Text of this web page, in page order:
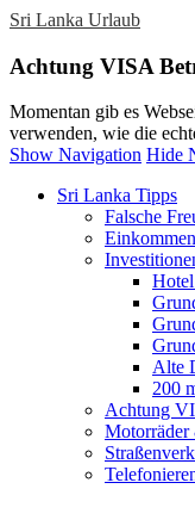
Sri Lanka Urlaub
Achtung VISA
Momentan gib es
verwenden, wie die
Show Navigation Hide
Sri Lanka Tipps
Falsche
Alte
200
Achtung
Motorräder